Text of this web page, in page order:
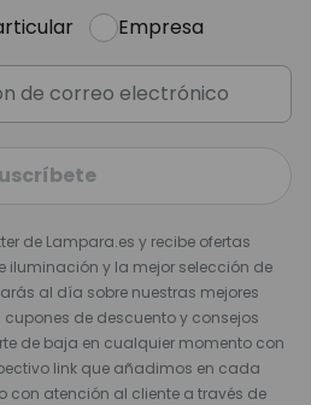
Empresa
de Lampara.es y recibe ofertas
iluminación y la mejor selección de
al día sobre nuestras mejores
de descuento y consejos
de baja en cualquier momento con
link que añadimos en cada
con atención al cliente a través de